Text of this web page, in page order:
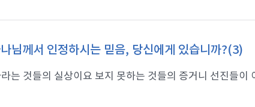
님께서 인정하시는 믿음, 당신에게 있습니까?(3)
는 것들의 실상이요 보지 못하는 것들의 증거니 선진들이